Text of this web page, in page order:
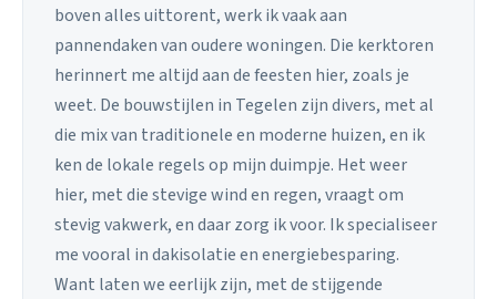
boven alles uittorent, werk ik vaak aan
pannendaken van oudere woningen. Die kerktoren
herinnert me altijd aan de feesten hier, zoals je
weet. De bouwstijlen in Tegelen zijn divers, met al
die mix van traditionele en moderne huizen, en ik
ken de lokale regels op mijn duimpje. Het weer
hier, met die stevige wind en regen, vraagt om
stevig vakwerk, en daar zorg ik voor. Ik specialiseer
me vooral in dakisolatie en energiebesparing.
Want laten we eerlijk zijn, met de stijgende